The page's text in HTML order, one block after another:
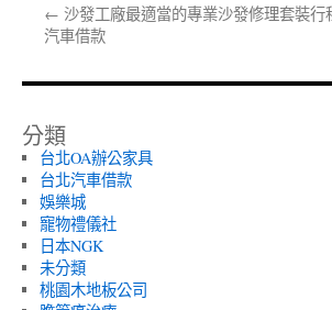
← 沙發工廠最適當的專業沙發修理套裝行
汽車借款
分類
台北OA辦公家具
台北汽車借款
娛樂城
寵物禮儀社
日本NGK
未分類
桃園木地板公司